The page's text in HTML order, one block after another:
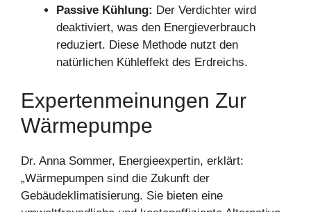
Passive Kühlung: Der Verdichter wird
deaktiviert, was den Energieverbrauch
reduziert. Diese Methode nutzt den
natürlichen Kühleffekt des Erdreichs.
Expertenmeinungen Zur
Wärmepumpe
Dr. Anna Sommer, Energieexpertin, erklärt:
„Wärmepumpen sind die Zukunft der
Gebäudeklimatisierung. Sie bieten eine